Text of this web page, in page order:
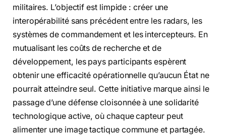
militaires. L’objectif est limpide : créer une
interopérabilité sans précédent entre les radars, les
systèmes de commandement et les intercepteurs. En
mutualisant les coûts de recherche et de
développement, les pays participants espèrent
obtenir une efficacité opérationnelle qu’aucun État ne
pourrait atteindre seul. Cette initiative marque ainsi le
passage d’une défense cloisonnée à une solidarité
technologique active, où chaque capteur peut
alimenter une image tactique commune et partagée.